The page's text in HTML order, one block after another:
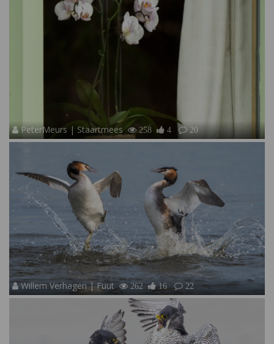
PeterMeurs | Staartmees 258 4 20
Willem Verhagen | Fuut 262 16 22